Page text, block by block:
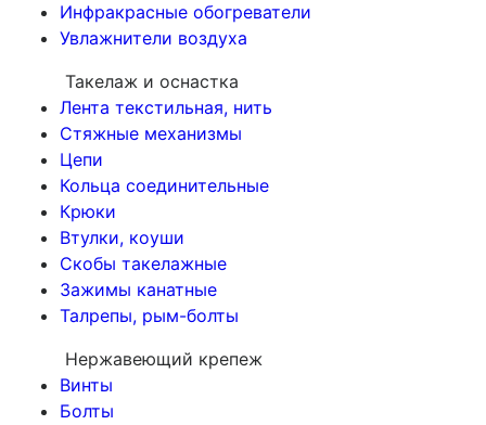
Инфракрасные обогреватели
Увлажнители воздуха
Такелаж и оснастка
Лента текстильная, нить
Стяжные механизмы
Цепи
Кольца соединительные
Крюки
Втулки, коуши
Скобы такелажные
Зажимы канатные
Талрепы, рым-болты
Нержавеющий крепеж
Винты
Болты